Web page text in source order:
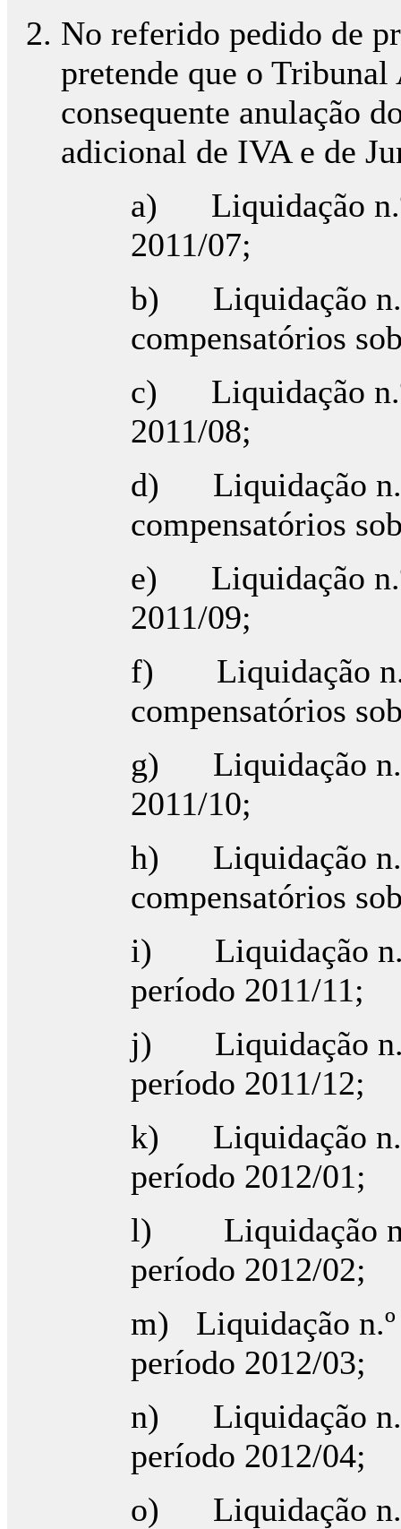
No referido pedido de
pretende que o
consequente anulação
adicional de IVA e de
a) Liquidação
2011/07;
b) Liquidação
compensatórios
c) Liquidação
2011/08;
d) Liquidação
compensatórios
e) Liquidação
2011/09;
f) Liquidação
compensatórios
g) Liquidação
2011/10;
h) Liquidação
compensatórios
i) Liquidação n.º
período 2011/11;
j) Liquidação n.º
período 2011/12;
k) Liquidação
período 2012/01;
l) Liquidação
período 2012/02;
m) Liquidação
período 2012/03;
n) Liquidação
período 2012/04;
o) Liquidação